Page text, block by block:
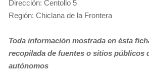
Dirección: Centollo 5
Región: Chiclana de la Frontera
Toda información mostrada en ésta
recopilada de fuentes o sitios públicos
autónomos